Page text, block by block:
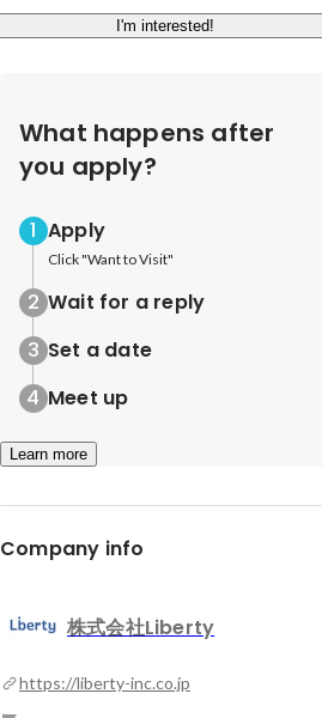
I'm interested!
What happens after
you apply?
Apply
Click "Want to Visit"
Wait for a reply
Set a date
Meet up
Learn more
Company info
株式会社Liberty
https://liberty-inc.co.jp